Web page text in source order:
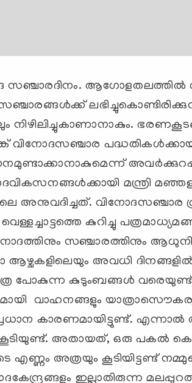
സഞ്ചാരദിനം. ആഗോളതലത്തില്‍
നിഴിലിച്ചുകാണാനാകും.
വിനോദസഞ്ചാര
മന്ത്രി
വിനോദസഞ്ചാര
കുറിച്ചു
സഞ്ചാരത്തിനും
ആഴ്ചകളിലെയും അവധി
പോകുന്ന കുടുംബങ്ങള്‍ വരെയുണ്ട്
വാഹനങ്ങളും
കാരണമായിട്ടുണ്ട്. എന്നാല്‍
കൂടിയുണ്ട്. അതായത്, ഒരു പകല്‍
എണ്ണം അത്രയും കൂടിയിട്ടണ്ട്
ഇല്ലാതിരുന്ന